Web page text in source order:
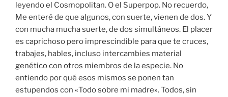
leyendo el Cosmopolitan. O el Superpop. No recuerdo,
Me enteré de que algunos, con suerte, vienen de dos. Y
con mucha mucha suerte, de dos simultáneos. El placer
es caprichoso pero imprescindible para que te cruces,
trabajes, hables, incluso intercambies material
genético con otros miembros de la especie. No
entiendo por qué esos mismos se ponen tan
estupendos con «Todo sobre mi madre». Todos, sin